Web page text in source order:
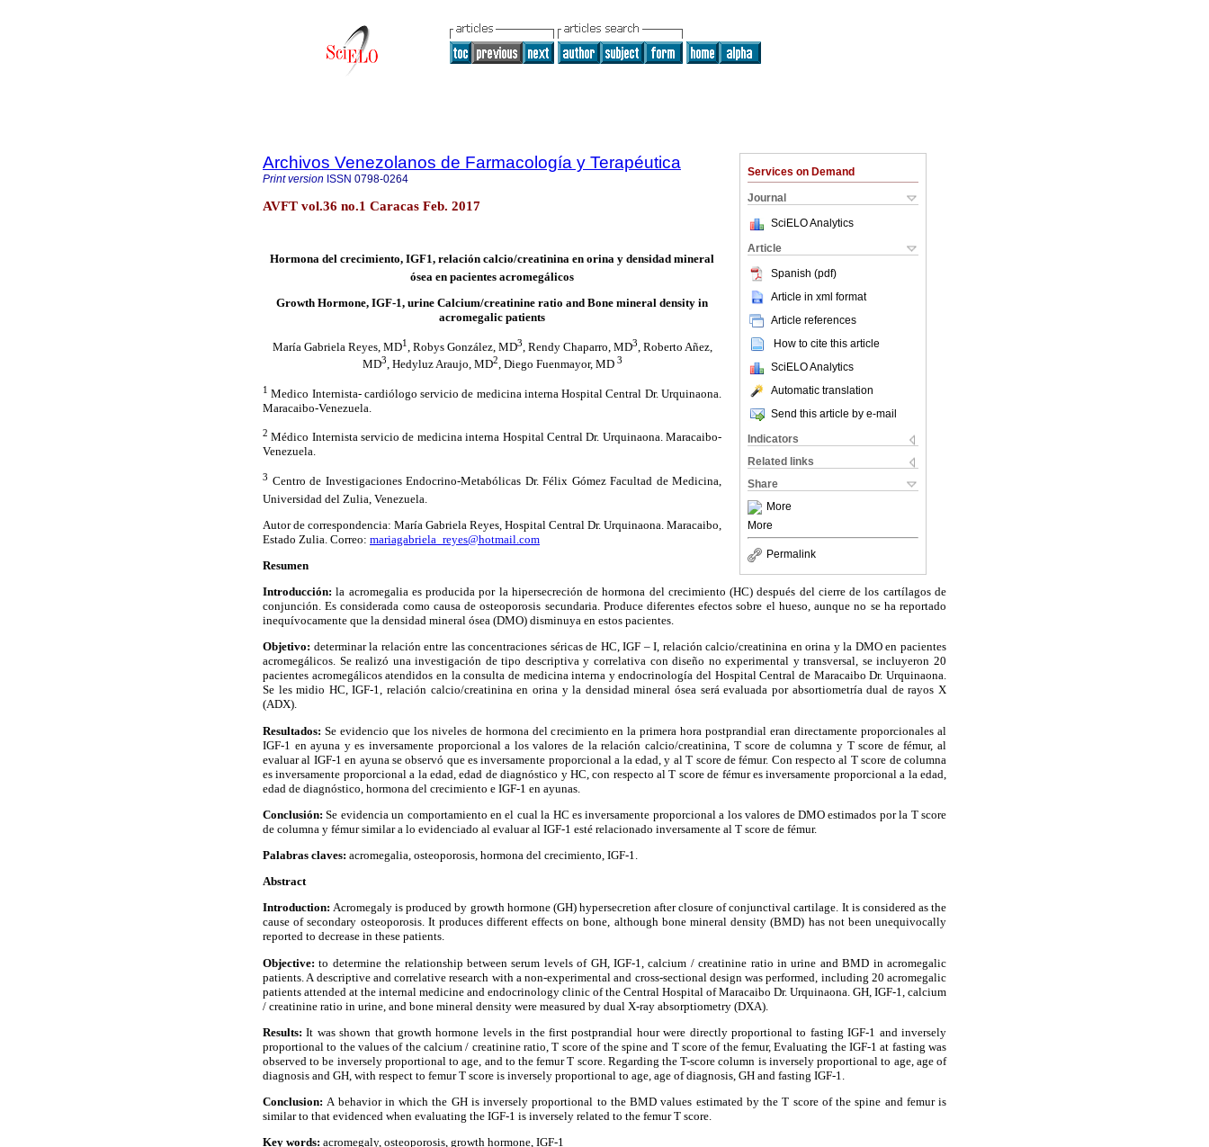
Services on Demand
Journal
SciELO Analytics
Article
Spanish (pdf)
Article in xml format
Article references
How to cite this article
SciELO Analytics
Automatic translation
Send this article by e-mail
Indicators
Related links
Share
More
More
Permalink
Archivos Venezolanos de Farmacología y Terapéutica
Print version ISSN 0798-0264
AVFT vol.36 no.1 Caracas Feb. 2017
Hormona del crecimiento, IGF1, relación calcio/creatinina en orina y densidad mineral
ósea en pacientes acromegálicos
Growth Hormone, IGF-1, urine Calcium/creatinine ratio and Bone mineral density in
acromegalic patients
María Gabriela Reyes, MD1 , Robys González, MD3 , Rendy Chaparro, MD3 , Roberto Añez,
MD3, Hedyluz Araujo, MD2, Diego Fuenmayor, MD 3
1 Medico Internista- cardiólogo servicio de medicina interna Hospital Central Dr. Urquinaona.
Maracaibo-Venezuela.
2 Médico Internista servicio de medicina interna Hospital Central Dr. Urquinaona. Maracaibo-
Venezuela.
3 Centro de Investigaciones Endocrino-Metabólicas Dr. Félix Gómez Facultad de Medicina,
Universidad del Zulia, Venezuela.
Autor de correspondencia: María Gabriela Reyes, Hospital Central Dr. Urquinaona. Maracaibo,
Estado Zulia. Correo: mariagabriela_reyes@hotmail.com
Resumen
Introducción:la acromegalia es producida por la hipersecreción de hormona del crecimiento (HC) después del cierre de los cartílagos de
conjunción. Es considerada como causa de osteoporosis secundaria. Produce diferentes efectos sobre el hueso, aunque no se ha reportado
inequívocamente que la densidad mineral ósea (DMO) disminuya en estos pacientes.
Objetivo: determinar la relación entre las concentraciones séricas de HC, IGF – I, relación calcio/creatinina en orina y la DMO en pacientes
acromegálicos. Se realizó una investigación de tipo descriptiva y correlativa con diseño no experimental y transversal, se incluyeron 20
pacientes acromegálicos atendidos en la consulta de medicina interna y endocrinología del Hospital Central de Maracaibo Dr. Urquinaona.
Se les midio HC, IGF-1, relación calcio/creatinina en orina y la densidad mineral ósea será evaluada por absortiometría dual de rayos X
(ADX).
Resultados: Se evidencio que los niveles de hormona del crecimiento en la primera hora postprandial eran directamente proporcionales al
IGF-1 en ayuna y es inversamente proporcional a los valores de la relación calcio/creatinina, T score de columna y T score de fémur, al
evaluar al IGF-1 en ayuna se observó que es inversamente proporcional a la edad, y al T score de fémur. Con respecto al T score de columna
es inversamente proporcional a la edad, edad de diagnóstico y HC, con respecto al T score de fémur es inversamente proporcional a la edad,
edad de diagnóstico, hormona del crecimiento e IGF-1 en ayunas.
Conclusión: Se evidencia un comportamiento en el cual la HC es inversamente proporcional a los valores de DMO estimados por la T score
de columna y fémur similar a lo evidenciado al evaluar al IGF-1 esté relacionado inversamente al T score de fémur.
Palabras claves: acromegalia, osteoporosis, hormona del crecimiento, IGF-1.
Abstract
Introduction:Acromegaly is produced by growth hormone (GH) hypersecretion after closure of conjunctival cartilage. It is considered as the
cause of secondary osteoporosis. It produces different effects on bone, although bone mineral density (BMD) has not been unequivocally
reported to decrease in these patients.
Objective: to determine the relationship between serum levels of GH, IGF-1, calcium / creatinine ratio in urine and BMD in acromegalic
patients. A descriptive and correlative research with a non-experimental and cross-sectional design was performed, including 20 acromegalic
patients attended at the internal medicine and endocrinology clinic of the Central Hospital of Maracaibo Dr. Urquinaona. GH, IGF-1, calcium
/ creatinine ratio in urine, and bone mineral density were measured by dual X-ray absorptiometry (DXA).
Results: It was shown that growth hormone levels in the first postprandial hour were directly proportional to fasting IGF-1 and inversely
proportional to the values of the calcium / creatinine ratio, T score of the spine and T score of the femur, Evaluating the IGF-1 at fasting was
observed to be inversely proportional to age, and to the femur T score. Regarding the T-score column is inversely proportional to age, age of
diagnosis and GH, with respect to femur T score is inversely proportional to age, age of diagnosis, GH and fasting IGF-1.
Conclusion: A behavior in which the GH is inversely proportional to the BMD values estimated by the T score of the spine and femur is
similar to that evidenced when evaluating the IGF-1 is inversely related to the femur T score.
Key words: acromegaly, osteoporosis, growth hormone, IGF-1